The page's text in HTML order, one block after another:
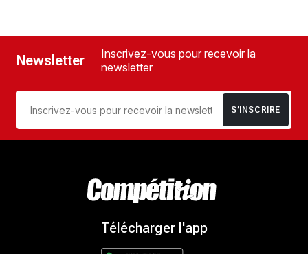
Newsletter
Inscrivez-vous pour recevoir la
newsletter
S’INSCRIRE
Télécharger l'app